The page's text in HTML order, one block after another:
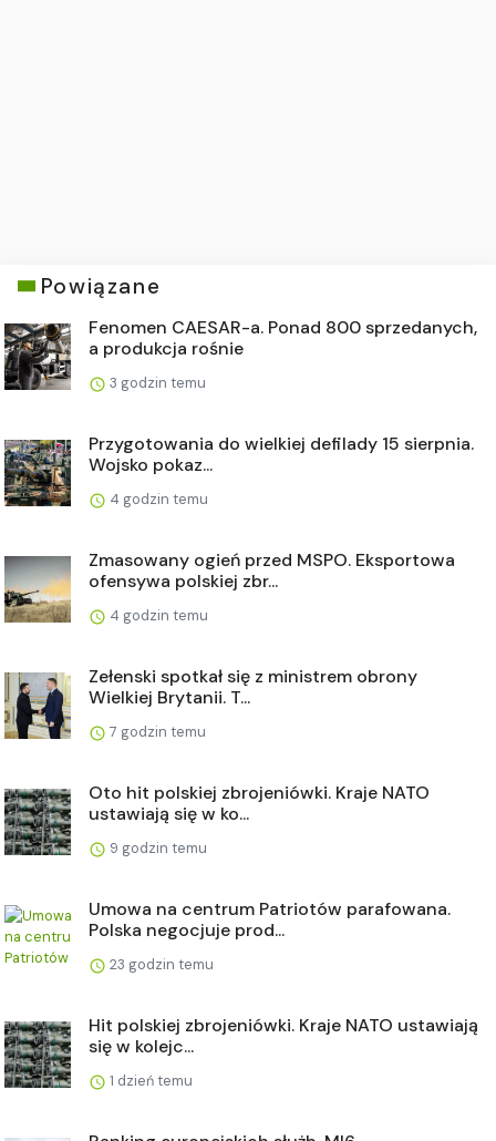
Powiązane
Fenomen CAESAR-a. Ponad 800 sprzedanych,
a produkcja rośnie
3 godzin temu
Przygotowania do wielkiej defilady 15 sierpnia.
Wojsko pokaz...
4 godzin temu
Zmasowany ogień przed MSPO. Eksportowa
ofensywa polskiej zbr...
4 godzin temu
Zełenski spotkał się z ministrem obrony
Wielkiej Brytanii. T...
7 godzin temu
Oto hit polskiej zbrojeniówki. Kraje NATO
ustawiają się w ko...
9 godzin temu
Umowa na centrum Patriotów parafowana.
Polska negocjuje prod...
23 godzin temu
Hit polskiej zbrojeniówki. Kraje NATO ustawiają
się w kolejc...
1 dzień temu